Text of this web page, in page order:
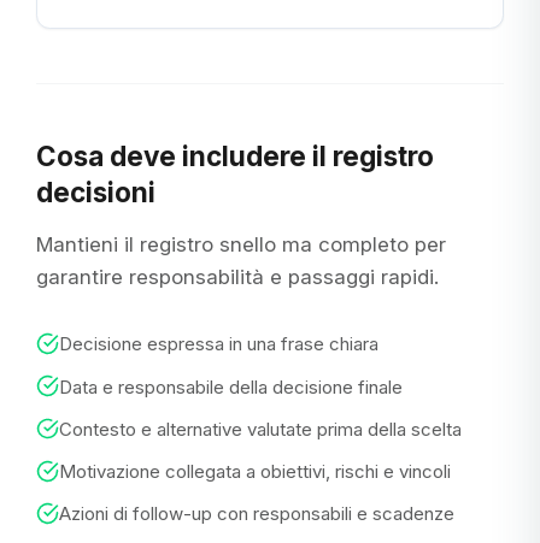
Cosa deve includere il registro
decisioni
Mantieni il registro snello ma completo per
garantire responsabilità e passaggi rapidi.
Decisione espressa in una frase chiara
Data e responsabile della decisione finale
Contesto e alternative valutate prima della scelta
Motivazione collegata a obiettivi, rischi e vincoli
Azioni di follow-up con responsabili e scadenze